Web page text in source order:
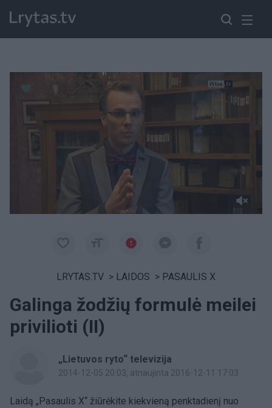
LRYTAS.TV > LAIDOS > PASAULIS X
Galinga žodžių formulė meilei
privilioti (II)
„Lietuvos ryto“ televizija
2014-12-05 20:03, atnaujinta 2016-12-11 17:03
Laidą „Pasaulis X“ žiūrėkite kiekvieną penktadienį nuo